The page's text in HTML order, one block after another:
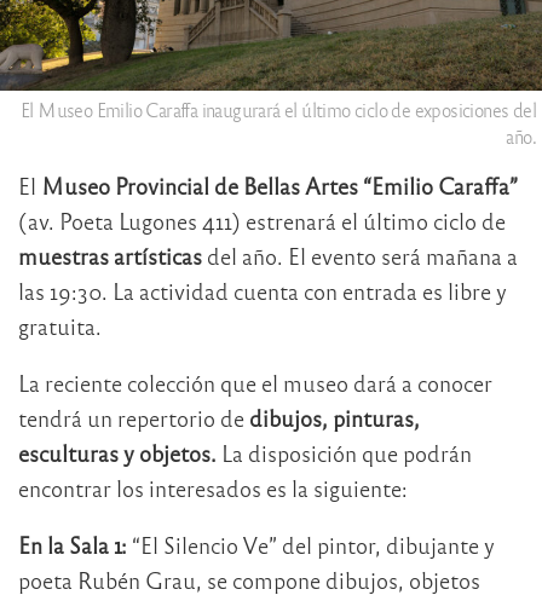
El Museo Emilio Caraffa inaugurará el último ciclo de exposiciones del
año.
El Museo Provincial de Bellas Artes “Emilio Caraffa”
(av. Poeta Lugones 411) estrenará el último ciclo de
muestras artísticas del año. El evento será mañana a
las 19:30. La actividad cuenta con entrada es libre y
gratuita.
La reciente colección que el museo dará a conocer
tendrá un repertorio de dibujos, pinturas,
esculturas y objetos. La disposición que podrán
encontrar los interesados es la siguiente:
En la Sala 1: “El Silencio Ve” del pintor, dibujante y
poeta Rubén Grau, se compone dibujos, objetos